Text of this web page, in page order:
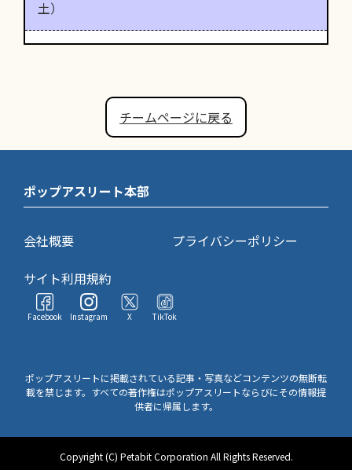
土）
チームページに戻る
ポップアスリート本部
会社概要
プライバシーポリシー
サイト利用規約
Facebook Instagram X TikTok
ポップアスリートに掲載されている記事・写真などコンテンツの無断転
載を禁じます。すべての著作権はポップアスリートならびにその情報提
供者に帰属します。
Copyright (C) Petabit Corporation All Rights Reserved.